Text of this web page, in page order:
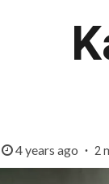
4 years ago 2